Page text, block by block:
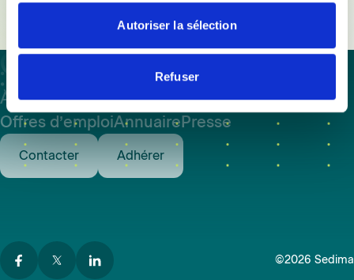
Autoriser la sélection
Refuser
À proposAssistance et expertiseFormations
Offres d’emploiAnnuairePresse
Contacter Adhérer
©2026 Sedima